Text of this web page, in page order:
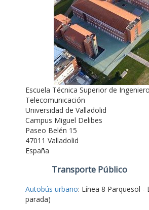
Escuela Técnica Superior de
Telecomunicación
Universidad de Valladolid
Campus Miguel Delibes
Paseo Belén 15
47011 Valladolid
España
Transporte Público
Autobús urbano: Línea 8 Parquesol -
parada)